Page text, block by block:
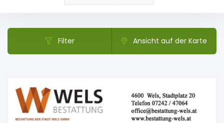
Filter Ansicht auf der Karte